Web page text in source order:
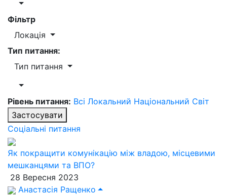
Фільтр
Локація
Тип питання:
Тип питання
Рівень питання: Всі Локальний Національний Світ
Застосувати
Соціальні питання
Як покращити комунікацію між владою, місцевими
мешканцями та ВПО?
28 Вересня 2023
Анастасія Ращенко